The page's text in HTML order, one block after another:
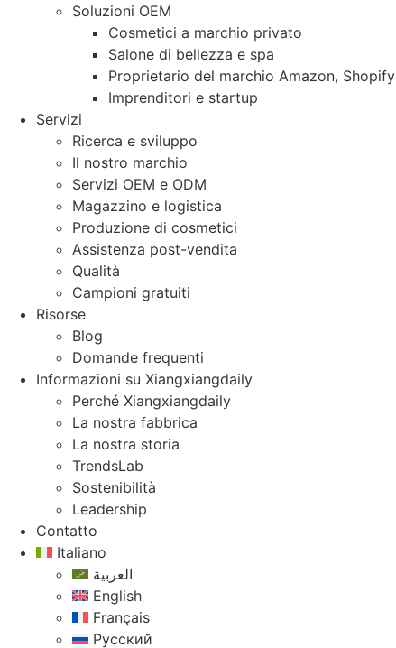
Soluzioni OEM
Cosmetici a marchio privato
Salone di bellezza e spa
Proprietario del marchio Amazon, Shopify
Imprenditori e startup
Servizi
Ricerca e sviluppo
Il nostro marchio
Servizi OEM e ODM
Magazzino e logistica
Produzione di cosmetici
Assistenza post-vendita
Qualità
Campioni gratuiti
Risorse
Blog
Domande frequenti
Informazioni su Xiangxiangdaily
Perché Xiangxiangdaily
La nostra fabbrica
La nostra storia
TrendsLab
Sostenibilità
Leadership
Contatto
Italiano
العربية
English
Français
Русский